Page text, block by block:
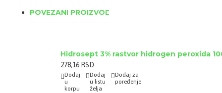
POVEZANI PROIZVODI
Hidrosept 3% rastvor hidrogen peroxida
278,16 RSD
Dodaj
u
korpu
Dodaj
u listu
želja
Dodaj za
poređenje